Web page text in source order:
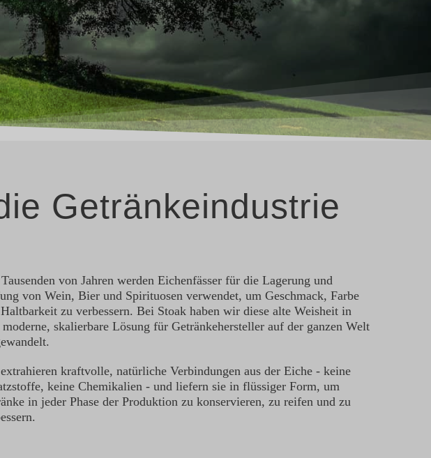
Getränkeindustrie
von Jahren werden Eichenfässer für die Lagerung und
von Wein, Bier und Spirituosen verwendet, um Geschmack, Farbe
zu verbessern. Bei Stoak haben wir diese alte Weisheit in
moderne, skalierbare Lösung für Getränkehersteller auf der ganzen Welt
kraftvolle, natürliche Verbindungen aus der Eiche - keine
keine Chemikalien - und liefern sie in flüssiger Form, um
in jeder Phase der Produktion zu konservieren, zu reifen und zu